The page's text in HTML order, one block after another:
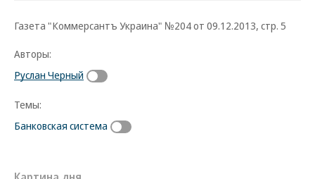
Газета "Коммерсантъ Украина" №204 от 09.12.2013, стр. 5
Авторы:
Руслан Черный
Темы:
Банковская система